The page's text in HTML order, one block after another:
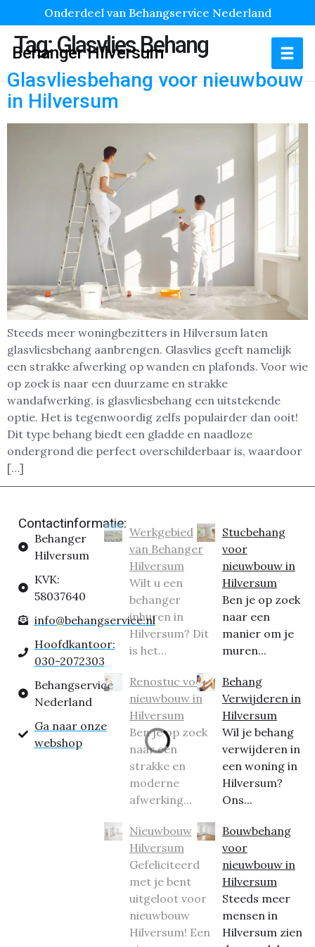
Onderdeel van Behangservice Nederland
Behanger Hilversum
Tag:Glasvlies Behang
Glasvliesbehang voor nieuwbouw
in Hilversum
Steeds meer woningbezitters in Hilversum laten
glasvliesbehang aanbrengen. Glasvlies geeft namelijk
een strakke afwerking op wanden en plafonds. Voor wie
op zoek is naar een duurzame en strakke
wandafwerking, is glasvliesbehang een uitstekende
optie. Het is tegenwoordig zelfs populairder dan ooit!
Dit type behang biedt een gladde en naadloze
ondergrond die perfect overschilderbaar is, waardoor
[…]
Contactinformatie:
Behanger
Hilversum
KVK:
58037640
info@behangservice.nl
Hoofdkantoor:
030-2072303
Behangservice
Nederland
Ga naar onze
webshop
Werkgebied
van Behanger
Hilversum
Wilt u een
behanger
inhuren in
Hilversum? Dit
is het...
Renostuc voor
nieuwbouw in
Hilversum
Ben je op zoek
naar een
strakke en
moderne
afwerking...
Nieuwbouw
Hilversum
Gefeliciteerd
met je bent
uitgeloot voor
nieuwbouw
Hilversum! Een
Stucbehang
voor
nieuwbouw in
Hilversum
Ben je op zoek
naar een
manier om je
muren...
Behang
Verwijderen in
Hilversum
Wil je behang
verwijderen in
een woning in
Hilversum?
Ons...
Bouwbehang
voor
nieuwbouw in
Hilversum
Steeds meer
mensen in
Hilversum zien